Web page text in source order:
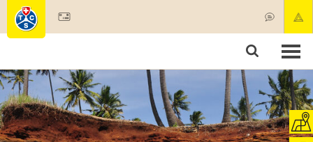
Societariato & prestazioni
Test, sicurezza & salute